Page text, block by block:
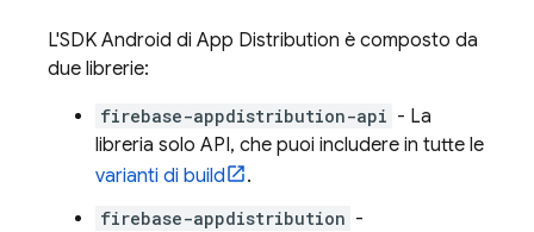
L'SDK Android di App Distribution è composto da
due librerie:
firebase-appdistribution-api - La
libreria solo API, che puoi includere in tutte le
varianti di build
.
firebase-appdistribution -